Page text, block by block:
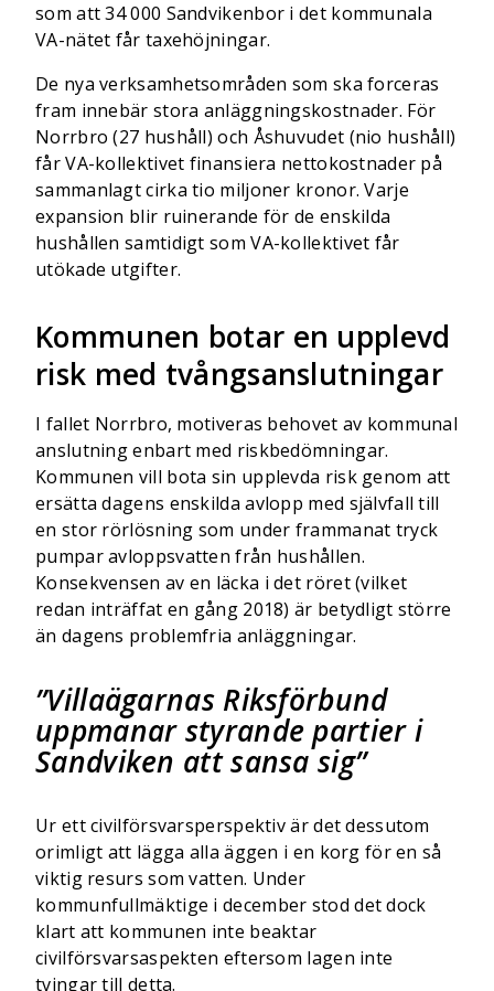
som att 34 000 Sandvikenbor i det kommunala
VA-nätet får taxehöjningar.
De nya verksamhetsområden som ska forceras
fram innebär stora anläggningskostnader. För
Norrbro (27 hushåll) och Åshuvudet (nio hushåll)
får VA-kollektivet finansiera nettokostnader på
sammanlagt cirka tio miljoner kronor. Varje
expansion blir ruinerande för de enskilda
hushållen samtidigt som VA-kollektivet får
utökade utgifter.
Kommunen botar en upplevd
risk med tvångsanslutningar
I fallet Norrbro, motiveras behovet av kommunal
anslutning enbart med riskbedömningar.
Kommunen vill bota sin upplevda risk genom att
ersätta dagens enskilda avlopp med självfall till
en stor rörlösning som under frammanat tryck
pumpar avloppsvatten från hushållen.
Konsekvensen av en läcka i det röret (vilket
redan inträffat en gång 2018) är betydligt större
än dagens problemfria anläggningar.
Villaägarnas Riksförbund
uppmanar styrande partier i
Sandviken att sansa sig
Ur ett civilförsvarsperspektiv är det dessutom
orimligt att lägga alla äggen i en korg för en så
viktig resurs som vatten. Under
kommunfullmäktige i december stod det dock
klart att kommunen inte beaktar
civilförsvarsaspekten eftersom lagen inte
tvingar till detta.